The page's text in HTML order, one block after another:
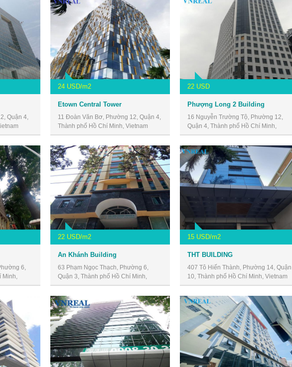
Quận 4,
24 USD/m2
Etown Central Tower
11 Đoàn Văn Bơ, Phường 12, Quận 4,
Thành phố Hồ Chí Minh, Vietnam
22 USD
Phượng Long 2 Building
16 Nguyễn Trường Tộ, Phường 12,
Quận 4, Thành phố Hồ Chí Minh,
Vietnam
6,
Minh,
22 USD/m2
An Khánh Building
63 Phạm Ngọc Thạch, Phường 6,
Quận 3, Thành phố Hồ Chí Minh,
Vietnam
15 USD/m2
THT BUILDING
407 Tô Hiến Thành, Phường 14, Quận
10, Thành phố Hồ Chí Minh, Vietnam